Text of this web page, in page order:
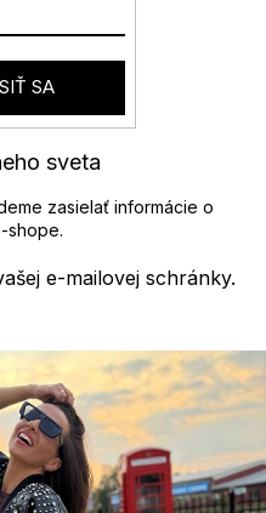
e-mailovej schránky.
sveta
zasielať informácie o
shope.
SA